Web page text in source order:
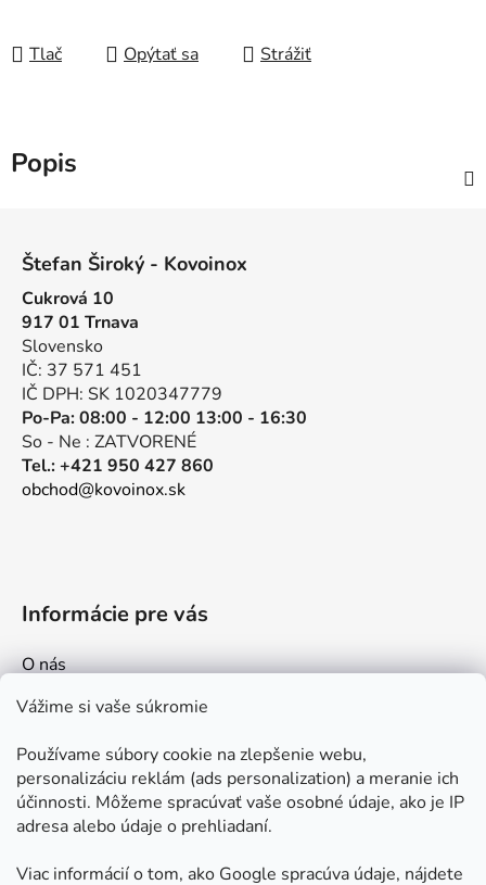
Vážime si vaše súkromie
Používame súbory cookie na zlepšenie webu,
personalizáciu reklám (ads personalization) a meranie ich
účinnosti. Môžeme spracúvať vaše osobné údaje, ako je IP
adresa alebo údaje o prehliadaní.
Viac informácií o tom, ako Google spracúva údaje, nájdete
Tlač Opýtať sa Strážiť
Popis
Štefan Široký - Kovoinox
Cukrová 10
917 01 Trnava
Slovensko
IČ: 37 571 451
IČ DPH: SK 1020347779
Po-Pa: 08:00 - 12:00 13:00 - 16:30
So - Ne : ZATVORENÉ
Tel.: +421 950 427 860
obchod@kovoinox.sk
Informácie pre vás
O nás
Kontakt
Ako nakupovať
Obchodné podmienky
Ochrana osobných údajov
Odstúpenie od zmluvy